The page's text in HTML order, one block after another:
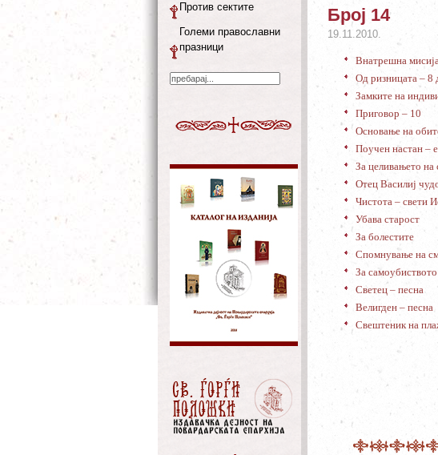
Број 14
19.11.2010.
Внатрешна
Од ризницата – 8
Замките на
Приговор – 10
Основање на
Поучен настан –
За целивањето на
Отец Василиј
Чистота – свети
Убава старост
За болестите
Спомнување на
За самоубиството
Светец – песна
Велигден – песна
Свештеник на
Против сектите
Големи православни
празници